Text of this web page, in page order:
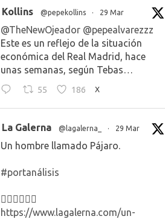
Kollins @pepekollins · 29 Mar
@TheNewOjeador @pepealvarezzz
Este es un reflejo de la situación
económica del Real Madrid, hace
unas semanas, según Tebas…
55 186 X
La Galerna @lagalerna_ · 29 Mar
Un hombre llamado Pájaro.
#portanálisis
👉🏻👉🏻👉🏻
https://www.lagalerna.com/un-